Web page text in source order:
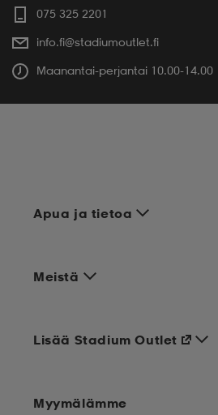
075 325 2201
info.fi@stadiumoutlet.fi
Maanantai-perjantai 10.00-14.00
Apua ja tietoa
Meistä
Lisää Stadium Outlet
Myymälämme